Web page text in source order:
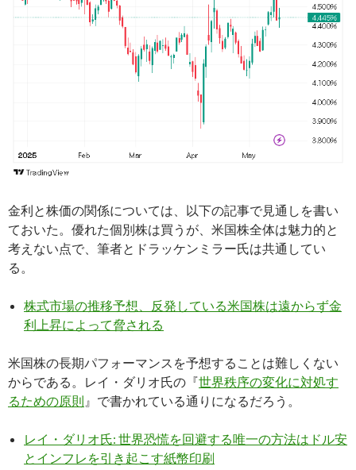
金利と株価の関係については、以下の記事で見通しを書い
ておいた。優れた個別株は買うが、米国株全体は魅力的と
考えない点で、筆者とドラッケンミラー氏は共通してい
る。
株式市場の推移予想、反発している米国株は遠からず金
利上昇によって脅される
米国株の長期パフォーマンスを予想することは難しくない
からである。レイ・ダリオ氏の『世界秩序の変化に対処す
るための原則 』で書かれている通りになるだろう。
レイ・ダリオ氏: 世界恐慌を回避する唯一の方法はドル安
とインフレを引き起こす紙幣印刷